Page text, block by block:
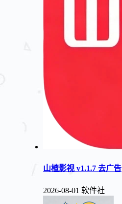
山楂影视 v1.1.7 去广告
2026-08-01 软件社